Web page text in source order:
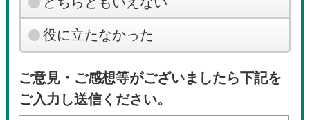
役に立たなかった
ご意見・ご感想等がございましたら下記を
ご入力し送信ください。